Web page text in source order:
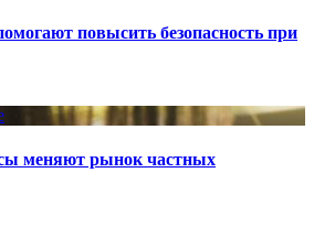
повысить безопасность при
меняют рынок частных